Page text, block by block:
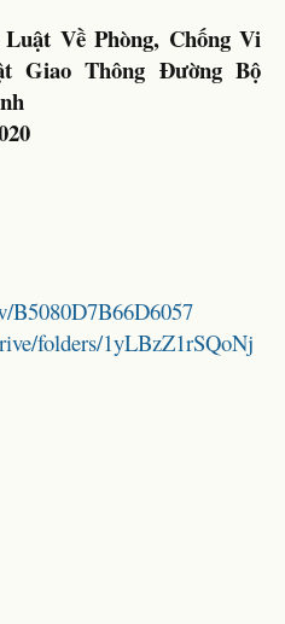
Về Phòng, Chống Vi
Giao Thông Đường Bộ
B5080D7B66D6057
folders/1yLBzZ1rSQoNj